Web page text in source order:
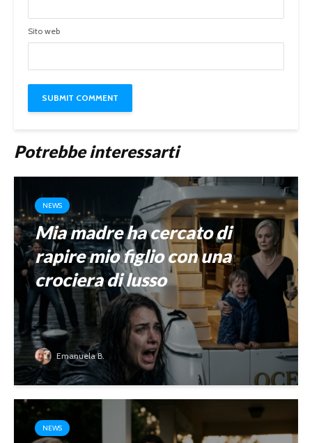
Sito web
Potrebbe interessarti
NEWS
Mia madre ha cercato di
rapire mio figlio con una
crociera di lusso
Emanuela B.
NEWS